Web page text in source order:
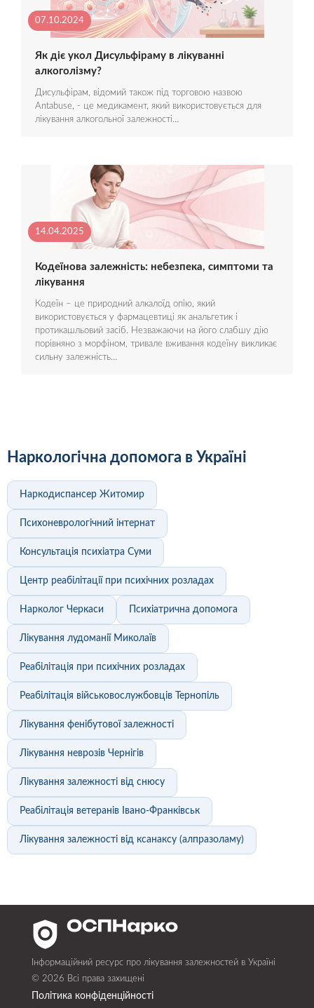
07.10.2024
Як діє укол Дисульфіраму в лікуванні
алкоголізму?
Дисульфірам, відомий також під торговою назвою
Antabuse, - це медикамент, який використовується для
лікування алкогольної залежності…
14.04.2025
Кодеїнова залежність: небезпека, симптоми та
лікування
Кодеїн – це природний алкалоїд опію, який
використовується у фармацевтиці як анальгетик і
протикашльовий засіб. Незважаючи на його слабшу дію
порівняно з морфіном, тривале вживання кодеїну викликає
сильну залежність…
Наркологічна допомога в Україні
Наркодиспансер Житомир
Психоневрологічний інтернат
Консультація психіатра Суми
Центр реабілітації при психічних розладах
Нарколог Черкаси Психіатрична допомога
Лікування лудоманії Миколаїв
Реабілітація при психічних розладах
Реабілітація військовослужбовців Тернопіль
Лікування фенібутової залежності
Лікування неврозів Чернігів
Лікування залежності від снюсу
Реабілітація ветеранів Івано-Франківськ
Лікування залежності від ксанаксу (алпразоламу)
Інформаційний ресурс про лікування залежностей в Україні
© 2026 Всі права захищені
Політика конфіденційності